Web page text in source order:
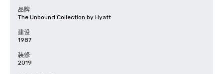
品牌
The Unbound Collection by Hyatt
建设
1987
装修
2019